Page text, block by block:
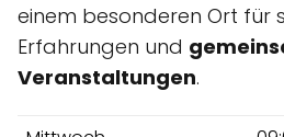
einem besonderen Ort für
Erfahrungen und
Veranstaltungen.